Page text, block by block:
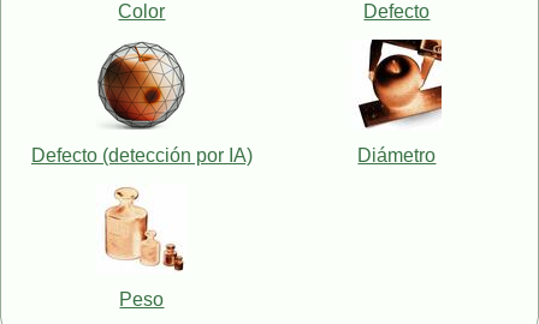
Color Defecto
Defecto (detección por IA) Diámetro
Peso